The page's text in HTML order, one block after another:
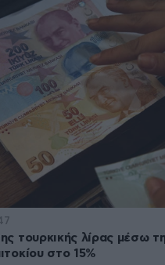
τουρκικής λίρας μέσω
στο 15%